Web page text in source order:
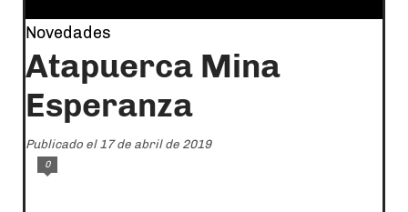
Novedades
Atapuerca Mina
Esperanza
Publicado el 17 de abril de 2019
0